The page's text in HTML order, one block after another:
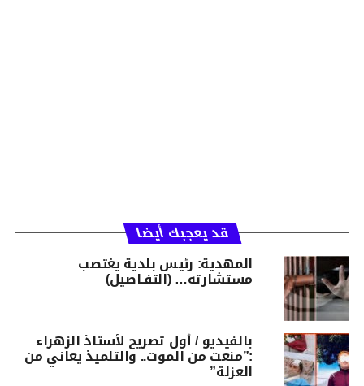
قد يعجبك أيضا
المهدية: رئيس بلدية يغتصب
مستشارته… (التفـاصيل)
بالفيديو / أول تصريح لأستاذ الزهراء
:”منعت من الموت.. والتلميذ يعاني من
العزلة”